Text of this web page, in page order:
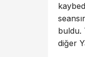
buldu.
diğer